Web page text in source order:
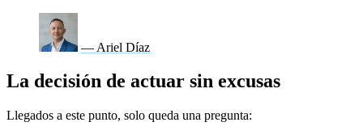
— Ariel Díaz
La decisión de actuar sin excusas
Llegados a este punto, solo queda una pregunta: